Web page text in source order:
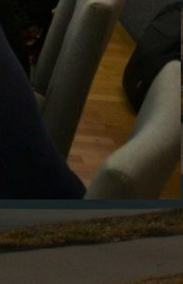
Општини Ковин у
на